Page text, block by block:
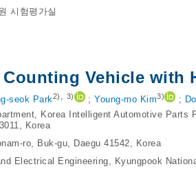
시험평가실
Vehicle with
seok Park2) , 3) ; Young-mo Kim3) ;
Korea Intelligent Automotive Parts
Korea
ro, Buk-gu, Daegu 41542, Korea
Electrical Engineering, Kyungpook